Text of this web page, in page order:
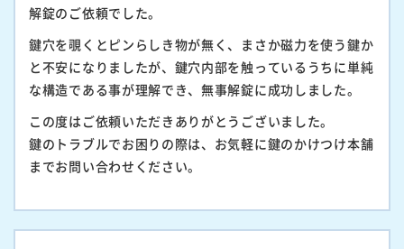
解錠のご依頼でした。
鍵穴を覗くとピンらしき物が無く、まさか磁力を使う鍵か
と不安になりましたが、鍵穴内部を触っているうちに単純
な構造である事が理解でき、無事解錠に成功しました。
この度はご依頼いただきありがとうございました。
鍵のトラブルでお困りの際は、お気軽に鍵のかけつけ本舗
までお問い合わせください。